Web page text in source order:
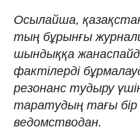
Осылайша,
тың бұрынғы
шындыққа
фактілерді
резонанс тудыру
таратудың тағы бір
ведомстводан.